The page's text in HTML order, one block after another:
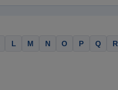
L M N O P Q R